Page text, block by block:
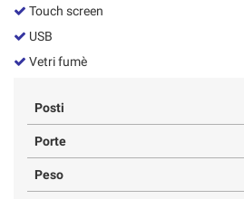
Touch screen
USB
Vetri fumè
Posti
Porte
Peso